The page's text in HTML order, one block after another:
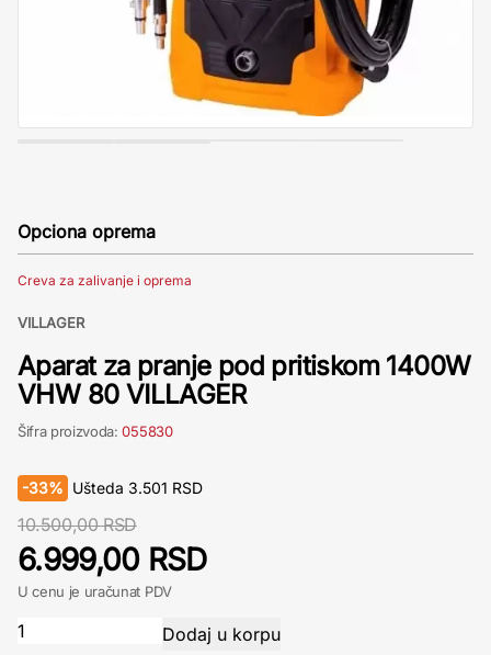
Opciona oprema
Creva za zalivanje i oprema
VILLAGER
Aparat za pranje pod pritiskom 1400W
VHW 80 VILLAGER
Šifra proizvoda:055830
-33% Ušteda 3.501 RSD
10.500,00 RSD
6.999,00 RSD
U cenu je uračunat PDV